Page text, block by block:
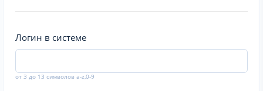
Логин в системе
от 3 до 13 символов a-z,0-9